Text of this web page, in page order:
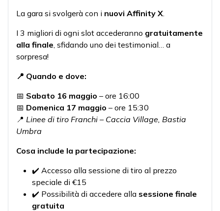
La gara si svolgerà con i nuovi Affinity X.
I 3 migliori di ogni slot accederanno gratuitamente
alla finale, sfidando uno dei testimonial… a
sorpresa!
📍 Quando e dove:
📅 Sabato 16 maggio – ore 16:00
📅 Domenica 17 maggio – ore 15:30
📍 Linee di tiro Franchi – Caccia Village, Bastia
Umbra
Cosa include la partecipazione:
✔️ Accesso alla sessione di tiro al prezzo
speciale di €15
✔️ Possibilità di accedere alla sessione finale
gratuita